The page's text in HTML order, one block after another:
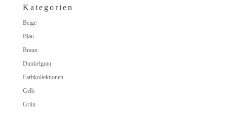
Kategorien
Beige
Blau
Braun
Dunkelgrau
Farbkollektionen
Gelb
Grün